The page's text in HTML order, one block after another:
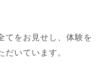
てをお見せし、体験を
いています。